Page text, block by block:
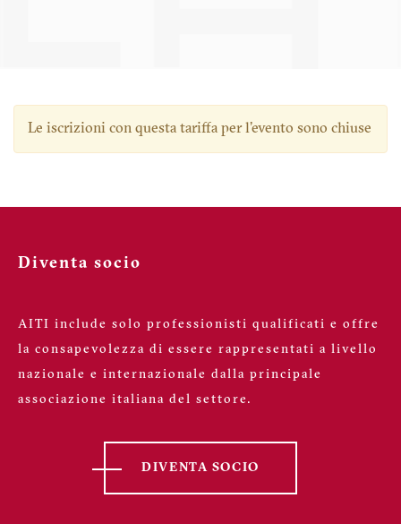
Le iscrizioni con questa tariffa per l'evento sono chiuse
Diventa socio
AITI include solo professionisti qualificati e offre
la consapevolezza di essere rappresentati a livello
nazionale e internazionale dalla principale
associazione italiana del settore.
DIVENTA SOCIO